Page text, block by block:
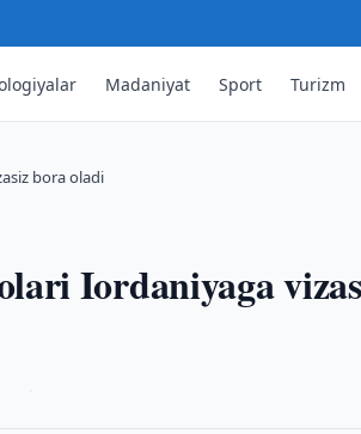
Madaniyat Sport Turizm
bora oladi
Iordaniyaga